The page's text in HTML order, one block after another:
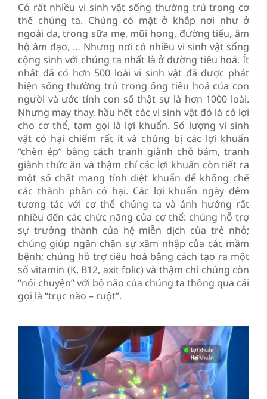
Có rất nhiều vi sinh vật sống thường trú trong cơ
thể chúng ta. Chúng có mặt ở khắp nơi như ở
ngoài da, trong sữa mẹ, mũi họng, đường tiểu, âm
hộ âm đạo, … Nhưng nơi có nhiều vi sinh vật sống
cộng sinh với chúng ta nhất là ở đường tiêu hoá. Ít
nhất đã có hơn 500 loài vi sinh vật đã được phát
hiện sống thường trú trong ống tiêu hoá của con
người và ước tính con số thật sự là hơn 1000 loài.
Nhưng may thay, hầu hết các vi sinh vật đó là có lợi
cho cơ thể, tạm gọi là lợi khuẩn. Số lượng vi sinh
vật có hại chiếm rất ít và chúng bị các lợi khuẩn
“chèn ép” bằng cách tranh giành chỗ bám, tranh
giành thức ăn và thậm chí các lợi khuẩn còn tiết ra
một số chất mang tính diệt khuẩn để khống chế
các thành phần có hại. Các lợi khuẩn ngày đêm
tương tác với cơ thể chúng ta và ảnh hưởng rất
nhiều đến các chức năng của cơ thể: chúng hỗ trợ
sự trưởng thành của hệ miễn dịch của trẻ nhỏ;
chúng giúp ngăn chặn sự xâm nhập của các mầm
bệnh; chúng hỗ trợ tiêu hoá bằng cách tạo ra một
số vitamin (K, B12, axit folic) và thậm chí chúng còn
“nói chuyện” với bộ não của chúng ta thông qua cái
gọi là “trục não – ruột”.